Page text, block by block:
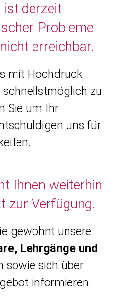
ist derzeit
Probleme
erreichbar.
mit Hochdruck
zu
Sie um Ihr
uns für
Ihnen weiterhin
zur Verfügung.
gewohnt unsere
Lehrgänge und
sowie sich über
informieren.